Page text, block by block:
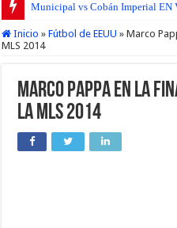
Municipal vs Cobán Imperial EN
Inicio » Fútbol de EEUU » Marco
MLS 2014
Marco Pappa en la
la MLS 2014